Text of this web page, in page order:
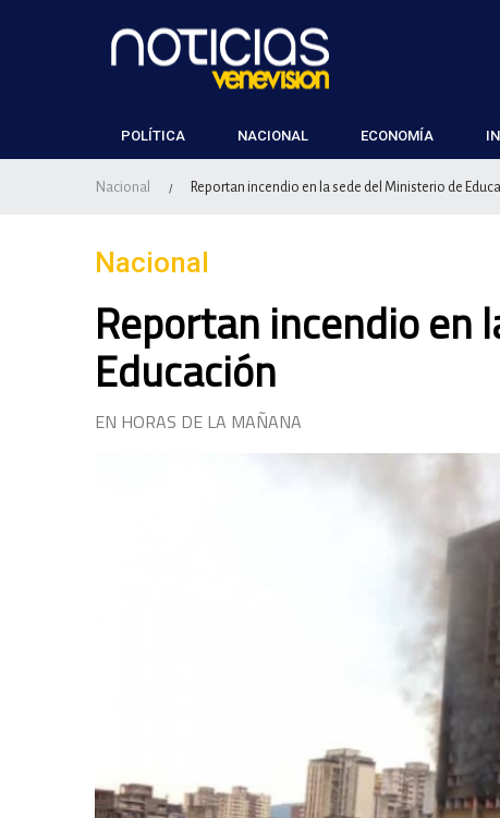
POLÍTICA NACIONAL ECONOMÍA
Nacional / Reportan incendio en la sede del Ministerio de
Nacional
Reportan incendio en
Educación
EN HORAS DE LA MAÑANA